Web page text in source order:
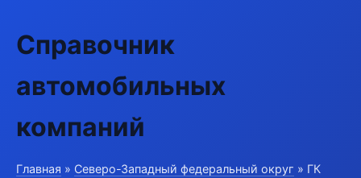
Справочник
автомобильных
компаний
Главная » Северо-Западный федеральный округ » ГК